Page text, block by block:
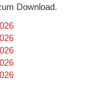
Download.